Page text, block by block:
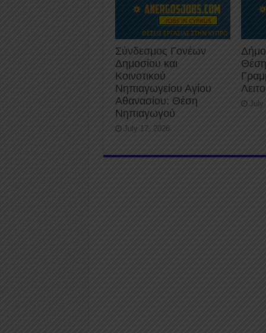
Σύνδεσμος Γονέων
Δημοσίου και
Κοινοτικού
Νηπιαγωγείου Αγίου
Αθανασίου: Θέση
Νηπιαγωγού
July 17, 2026
July